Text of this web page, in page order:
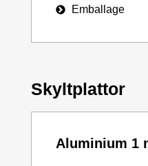
Emballage
Skyltplattor
Aluminium 1